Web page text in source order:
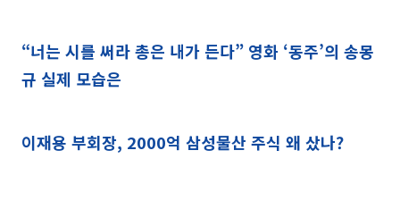
“너는 시를 써라 총은 내가 든다” 영화 ‘동주’의 송몽
규 실제 모습은
이재용 부회장, 2000억 삼성물산 주식 왜 샀나?